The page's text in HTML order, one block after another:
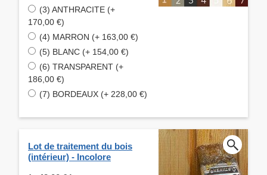
(3) ANTHRACITE (+
170,00 €)
(4) MARRON (+ 163,00 €)
(5) BLANC (+ 154,00 €)
(6) TRANSPARENT (+
186,00 €)
(7) BORDEAUX (+ 228,00 €)
Lot de traitement du bois
(intérieur) - Incolore